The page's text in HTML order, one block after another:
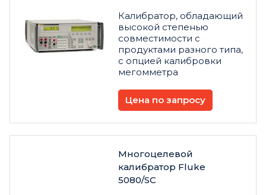
Калибратор, обладающий
высокой степенью
совместимости с
продуктами разного типа,
с опцией калибровки
мегомметра
Цена по запросу
Многоцелевой
калибратор Fluke
5080/SC